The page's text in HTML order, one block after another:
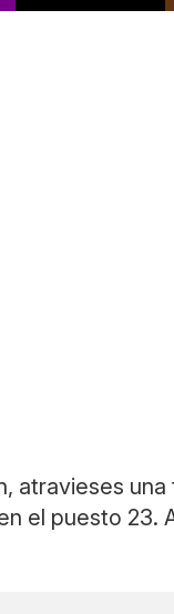
atravieses
el puesto